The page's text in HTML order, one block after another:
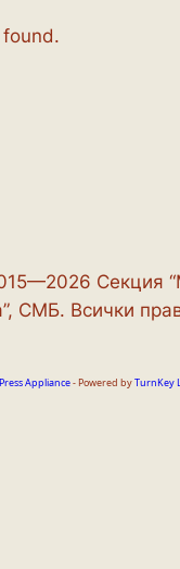
Секция
СМБ. Всички
Appliance- Powered byTurnKey